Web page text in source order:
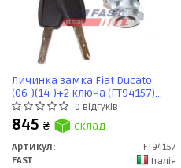
Личинка замка Fiat Ducato
(06-)(14-)+2 ключа (FT94157)
Fast
0 відгуків
845 ₴ склад
Артикул:
FT94157
FAST
Італія